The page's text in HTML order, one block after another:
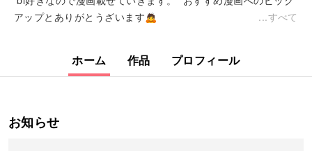
アップとありがとうざいます🙇
すべて
ホーム 作品 プロフィール
お知らせ